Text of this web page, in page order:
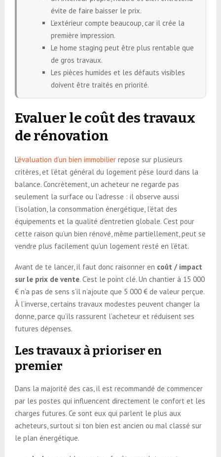
évite de faire baisser le prix.
L’extérieur compte beaucoup, car il crée la
première impression.
Le home staging peut être plus rentable que
de gros travaux.
Les pièces humides et les défauts visibles
doivent être traités en priorité.
Evaluer le coût des travaux
de rénovation
L’évaluation d’un bien immobilier repose sur plusieurs
critères, et l’état général du logement pèse lourd dans la
balance. Concrètement, un acheteur ne regarde pas
seulement la surface ou l’adresse : il observe aussi
l’isolation, la consommation énergétique, l’état des
équipements et la qualité d’entretien globale. C’est pour
cette raison qu’un bien rénové, même partiellement, peut se
vendre plus facilement qu’un logement resté en l’état.
Avant de te lancer, il faut donc raisonner en coût / impact
sur le prix de vente. C’est le point clé. Un chantier à 15 000
€ n’a pas de sens s’il n’ajoute que 5 000 € de valeur perçue.
À l’inverse, certains travaux modestes peuvent changer la
donne, parce qu’ils rassurent l’acheteur et réduisent ses
futures dépenses.
Les travaux à prioriser en
premier
Dans la majorité des cas, il est recommandé de commencer
par les postes qui influencent directement le confort et les
charges futures. Ce sont eux qui parlent le plus aux
acheteurs, surtout si ton bien est ancien ou mal classé sur
le plan énergétique.